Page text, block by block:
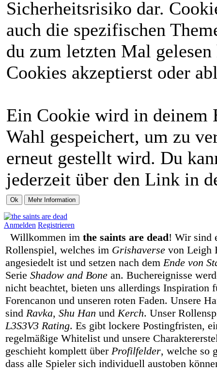
Sicherheitsrisiko dar.
auch die spezifischen
du zum letzten Mal
Cookies akzeptierst oder
Ein Cookie wird in deinem
Wahl gespeichert, um zu
erneut gestellt wird. Du
jederzeit über den Link in
Anmelden Registrieren
Willkommen im the saints are dead! Wir sind
Rollenspiel, welches im Grishaverse von Leigh
angesiedelt ist und setzen nach demEnde von
Serie Shadow and Bone an. Buchereignisse
nicht beachtet, bieten uns allerdings Inspiration
Forencanon und unseren roten Faden. Unsere
sind Ravka, Shu Han undKerch. Unser
L3S3V3 Rating. Es gibt lockere Postingfristen,
regelmäßige Whitelist und unsere
geschieht komplett über Profilfelder, welche so
dass alle Spieler sich individuell austoben